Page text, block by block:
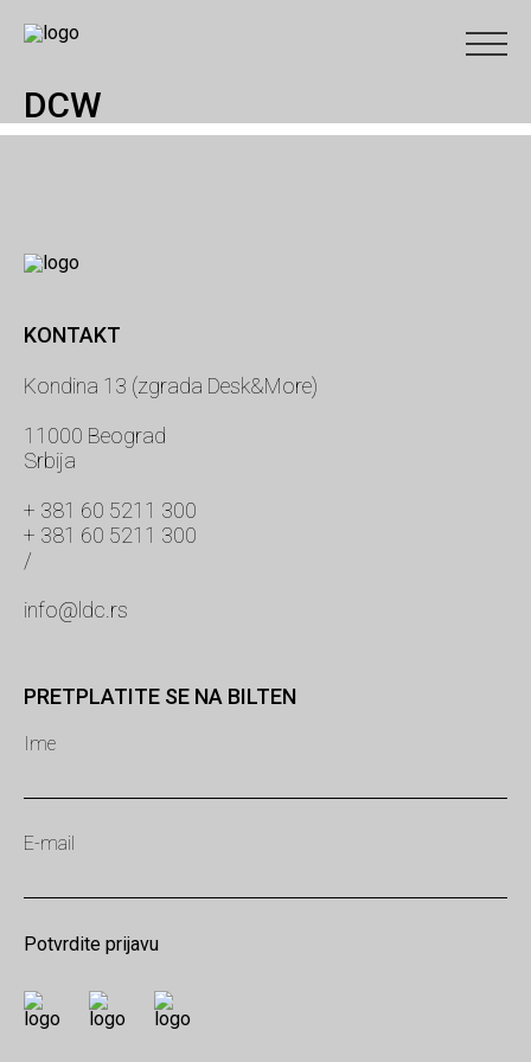
DCW
KONTAKT
Kondina 13 (zgrada Desk&More)
11000 Beograd
Srbija
+ 381 60 5211 300
+ 381 60 5211 300
/
info@ldc.rs
PRETPLATITE SE NA BILTEN
Ime
E-mail
Potvrdite prijavu